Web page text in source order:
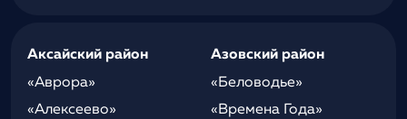
Аксайский район
«Аврора»
«Алексеево»
Азовский район
«Беловодье»
«Времена Года»